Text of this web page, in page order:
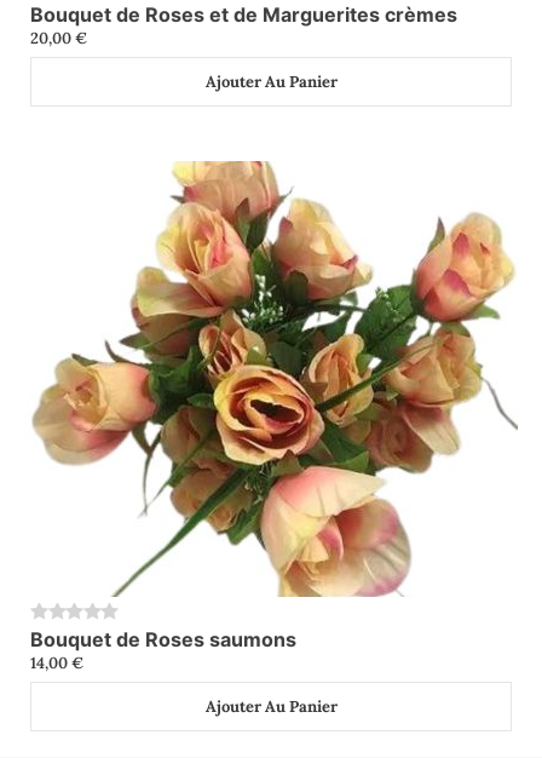
0
Bouquet de Roses et de Marguerites crèmes
20,00€
Ajouter Au Panier
0
Bouquet de Roses saumons
14,00€
Ajouter Au Panier